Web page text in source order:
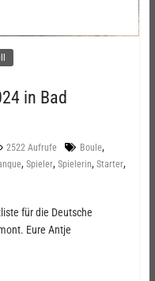
in Bad
2522 Aufrufe Boule,
, Spieler, Spielerin, Starter,
für die Deutsche
Eure Antje